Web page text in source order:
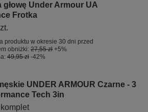
głowę Under Armour UA
Frotka
produktu w okresie 30 dni przed
obniżki: 27,55 zł +5%
49,95 zł -42%
UNDER ARMOUR Czarne - 3
Tech 3in
komplet